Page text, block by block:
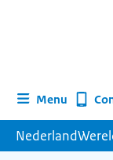
Menu